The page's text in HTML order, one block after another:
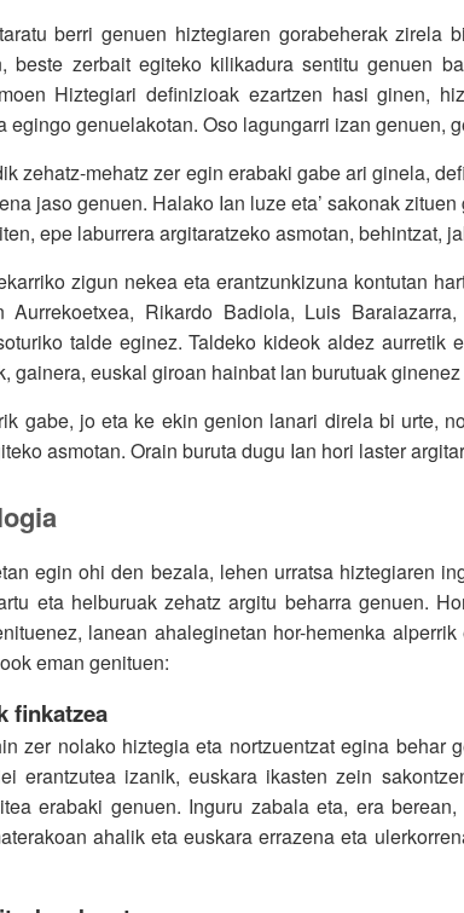
berri genuen hiztegiaren gorabeherak
beste zerbait egiteko kilikadura sentitu genuen
Hiztegiari definizioak ezartzen hasi ginen,
egingo genuelakotan. Oso lagungarri izan genuen,
zehatz-mehatz zer egin erabaki gabe ari ginela,
jaso genuen. Halako Ian luze eta’ sakonak
epe laburrera argitaratzeko asmotan, behintzat,
zigun nekea eta erantzunkizuna kontutan
Aurrekoetxea, Rikardo Badiola, Luis
talde eginez. Taldeko kideok aldez aurretik
gainera, euskal giroan hainbat lan burutuak
gabe, jo eta ke ekin genion lanari direla bi urte,
asmotan. Orain buruta dugu Ian hori laster
egin ohi den bezala, lehen urratsa hiztegiaren
eta helburuak zehatz argitu beharra genuen.
lanean ahaleginetan hor-hemenka
eman genituen:
finkatzea
zer nolako hiztegia eta nortzuentzat egina behar
erantzutea izanik, euskara ikasten zein
erabaki genuen. Inguru zabala eta, era
ahalik eta euskara errazena eta